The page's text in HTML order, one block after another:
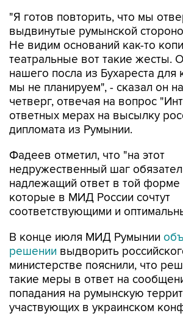
"Я готов повторить, что мы
выдвинутые румынской
Не видим оснований как-то
театральные вот такие жесты.
нашего посла из Бухареста для
мы не планируем", - сказал он
четверг, отвечая на вопрос
ответных мерах на высылку
дипломата из Румынии.
Фадеев отметил, что "на этот
недружественный шаг
надлежащий ответ в той форме
которые в МИД России сочтут
соответствующими и
В конце июля МИД Румынии
решении выдворить
министерстве пояснили, что
такие меры в ответ на
попадания на румынскую
участвующих в украинском